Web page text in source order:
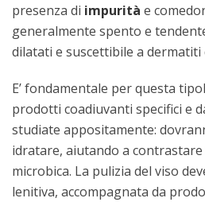
presenza di impurità e
generalmente spento e
dilatati e suscettibile a dermatiti
E’ fondamentale per questa
prodotti coadiuvanti specifici e
studiate appositamente:
idratare, aiutando a
microbica. La pulizia del viso
lenitiva, accompagnata da